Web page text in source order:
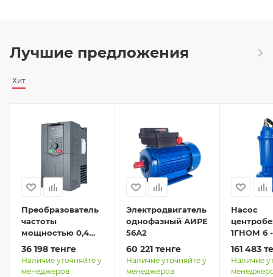
Лучшие предложения
Хит
Преобразователь
частоты
мощностью 0,4
кВт, питание 1ф,
напряжение 220В,
IP20 EFIP-LA3-
36 198 тенге
Наличие уточняйте у
менеджеров
Электродвигатель
однофазный АИРЕ
56А2
60 221 тенге
Наличие уточняйте у
менеджеров
Насос
161 483
Наличие